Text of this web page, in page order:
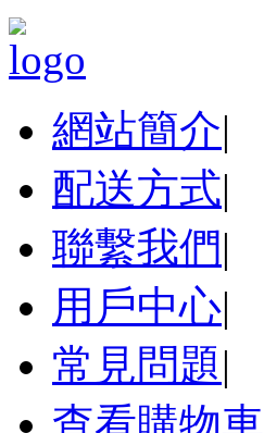
網站簡介|
配送方式|
聯繫我們|
用戶中心|
常見問題|